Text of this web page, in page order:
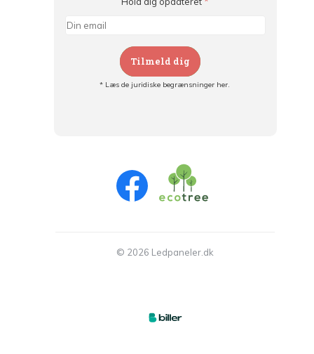
Tilmeld dig
* Læs de juridiske begrænsninger her.
© 2026 Ledpaneler.dk